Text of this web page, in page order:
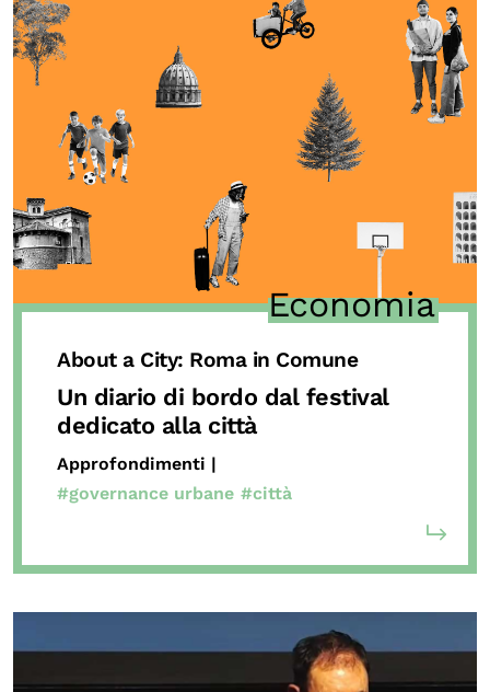
Economia
About a City: Roma in Comune
Un diario di bordo dal festival
dedicato alla città
Approfondimenti |
#governance urbane #città